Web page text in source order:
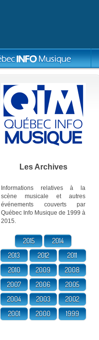
Les Archives
Informations relatives à la
scène musicale et autres
événements couverts par
Québec Info Musique de 1999 à
2015.
2015
2014
2013
2012
2011
2010
2009
2008
2007
2006
2005
2004
2003
2002
2001
2000 1999